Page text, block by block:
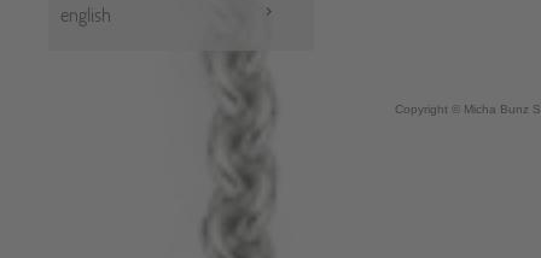
Copyright © Micha Bunz
english